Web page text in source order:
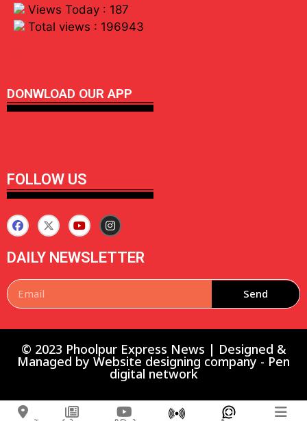
Views Today : 187
Total views : 196943
DONWLOAD OUR APP
FOLLOW US
DAILY NEWSLETTER
Send
© 2023 Phoolpur Express News | Designed &
Managed by Website designing company - Pen
digital network